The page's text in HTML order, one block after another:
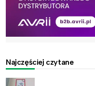
Najczęściej czytane